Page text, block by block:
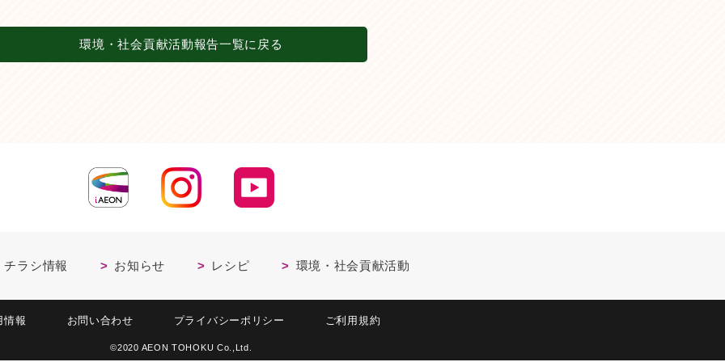
環境・社会貢献活動報告一覧に戻る
チラシ情報 お知らせ レシピ 環境・社会貢献活動
情報 お問い合わせ プライバシーポリシー ご利用規約
©2020 AEON TOHOKU Co.,Ltd.